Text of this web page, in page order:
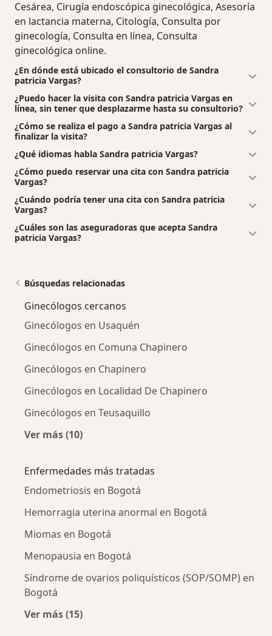
Cesárea, Cirugía endoscópica ginecológica, Asesoría
en lactancia materna, Citología, Consulta por
ginecología, Consulta en línea, Consulta
ginecológica online.
¿En dónde está ubicado el consultorio de Sandra
patricia Vargas?
¿Puedo hacer la visita con Sandra patricia Vargas en
línea, sin tener que desplazarme hasta su consultorio?
¿Cómo se realiza el pago a Sandra patricia Vargas al
finalizar la visita?
¿Qué idiomas habla Sandra patricia Vargas?
¿Cómo puedo reservar una cita con Sandra patricia
Vargas?
¿Cuándo podría tener una cita con Sandra patricia
Vargas?
¿Cuáles son las aseguradoras que acepta Sandra
patricia Vargas?
Búsquedas relacionadas
Ginecólogos cercanos
Ginecólogos en Usaquén
Ginecólogos en Comuna Chapinero
Ginecólogos en Chapinero
Ginecólogos en Localidad De Chapinero
Ginecólogos en Teusaquillo
Ver más (10)
Enfermedades más tratadas
Endometriosis en Bogotá
Hemorragia uterina anormal en Bogotá
Miomas en Bogotá
Menopausia en Bogotá
Síndrome de ovarios poliquísticos (SOP/SOMP) en
Bogotá
Ver más (15)